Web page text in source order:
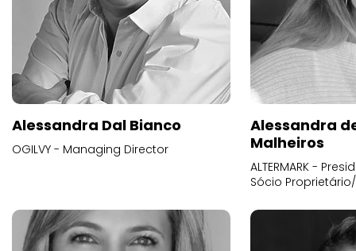
Alessandra Dal Bianco
OGILVY - Managing Director
Alessandra
Malheiros
ALTERMARK -
Sócio